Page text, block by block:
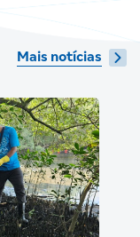
Mais notícias